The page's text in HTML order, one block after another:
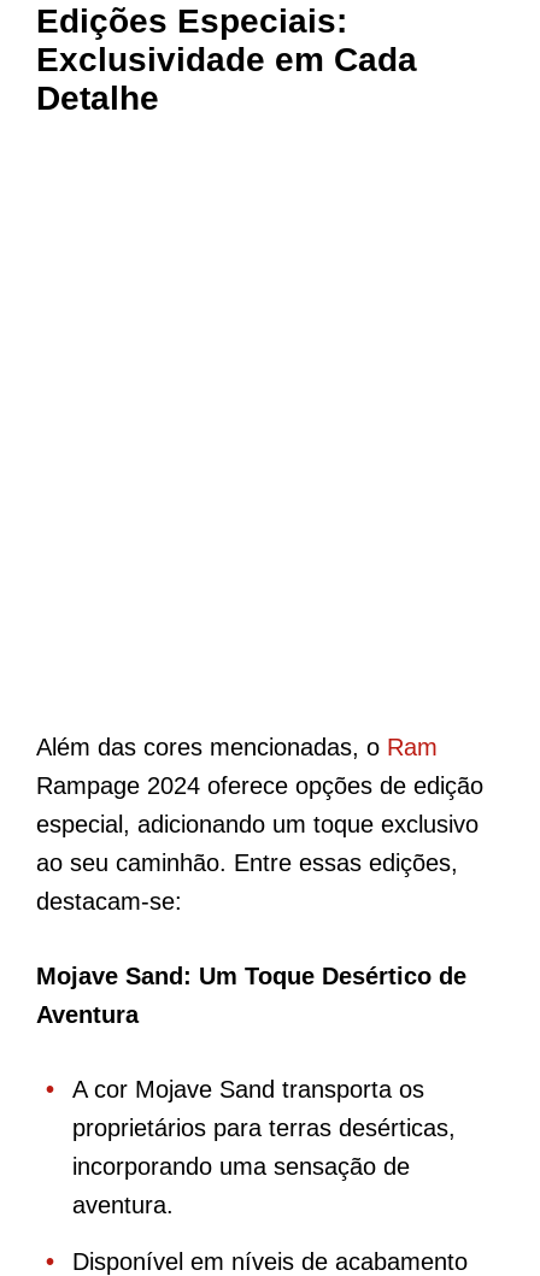
Edições Especiais:
Exclusividade em Cada
Detalhe
Além das cores mencionadas, o Ram
Rampage 2024 oferece opções de edição
especial, adicionando um toque exclusivo
ao seu caminhão. Entre essas edições,
destacam-se:
Mojave Sand: Um Toque Desértico de
Aventura
A cor Mojave Sand transporta os
proprietários para terras desérticas,
incorporando uma sensação de
aventura.
Disponível em níveis de acabamento